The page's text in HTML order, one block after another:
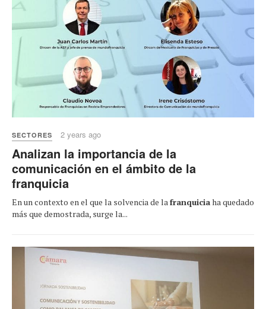
SECTORES 2 years ago
Analizan la importancia de la
comunicación en el ámbito de la
franquicia
En un contexto en el que la solvencia de la franquiciaha quedado
más que demostrada, surge la...